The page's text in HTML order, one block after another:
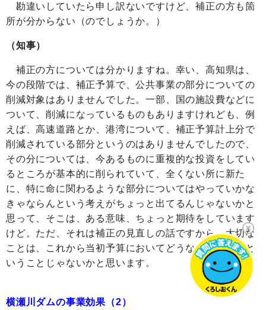
勘違いしていたら申し訳ないですけど、補正の方も箇
所が分からない（のでしょうか。）
（知事）
補正の方については分かりますね。幸い、高知県は、
今の段階では、補正予算で、公共事業の部分についての
削減対象はありませんでした。一部、国の施設費などに
ついて、削減になっているものもありますけれども、例
えば、高速道路とか、港湾について、補正予算計上分で
削減されている部分というのはありませんでしたので、
その分については、今あるものに重複的な投資をしてい
るところが基本的に削られていて、全くない所に新た
に、特に命に関わるような部分についてはやっていかな
きゃならんという考えがちょっと出てるんじゃないかと
思って、そこは、ある意味、ちょっと期待をしています
けど。ただ、それは補正の見直しの話ですから、大切な
ことは、これから当初予算においてどうなっていくかと
いうことじゃないかと思います。
横瀬川ダムの事業効果（2）